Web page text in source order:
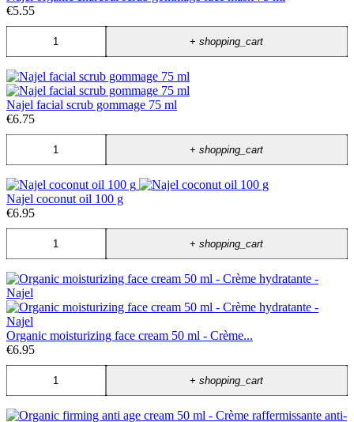
€5.55
+shopping_cart
Najel facial scrub gommage 75 ml
€6.75
+shopping_cart
Najel coconut oil 100 g
€6.95
+shopping_cart
Organic moisturizing face cream 50 ml - Crème...
€6.95
+shopping_cart